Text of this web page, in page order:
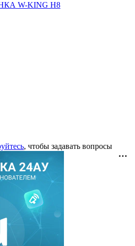
W-KING H8
, чтобы задавать вопросы